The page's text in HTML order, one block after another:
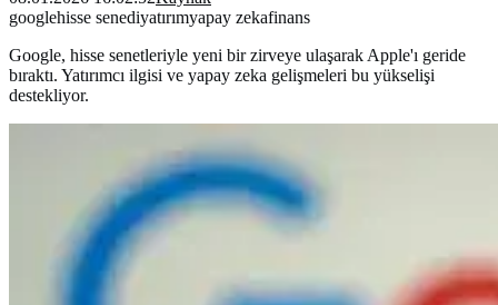
googlehisse senediyatırımyapay zekafinans
Google, hisse senetleriyle yeni bir zirveye ulaşarak Apple'ı geride
bıraktı. Yatırımcı ilgisi ve yapay zeka gelişmeleri bu yükselişi
destekliyor.